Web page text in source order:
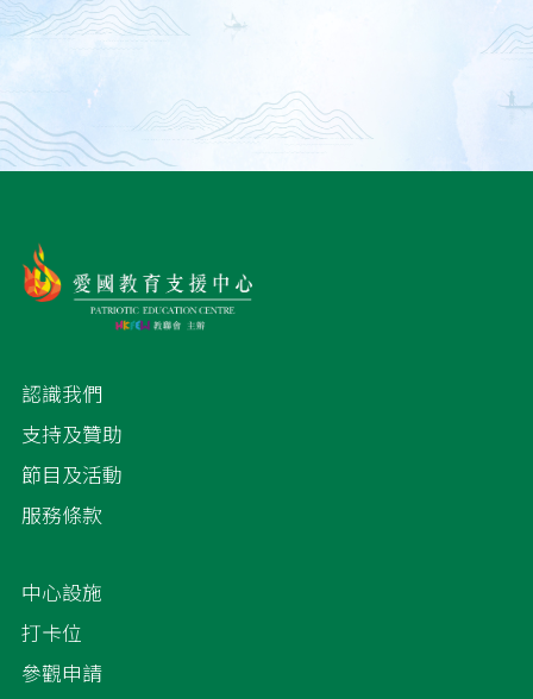
認識我們
支持及贊助
節目及活動
服務條款
中心設施
打卡位
參觀申請